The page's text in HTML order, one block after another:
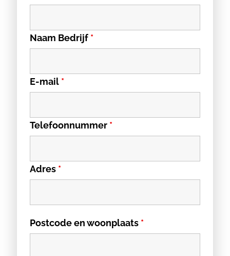
Naam Bedrijf *
E-mail *
Telefoonnummer *
Adres *
Postcode en woonplaats *